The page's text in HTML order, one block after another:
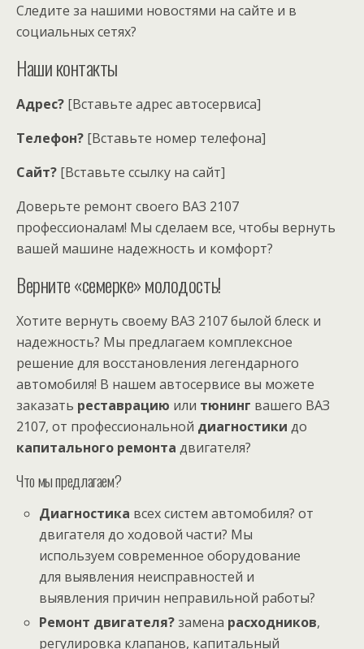
Следите за нашими новостями на сайте и в
социальных сетях?
Наши контакты
Адрес? [Вставьте адрес автосервиса]
Телефон? [Вставьте номер телефона]
Сайт? [Вставьте ссылку на сайт]
Доверьте ремонт своего ВАЗ 2107
профессионалам! Мы сделаем все, чтобы вернуть
вашей машине надежность и комфорт?
Верните «семерке» молодость!
Хотите вернуть своему ВАЗ 2107 былой блеск и
надежность? Мы предлагаем комплексное
решение для восстановления легендарного
автомобиля! В нашем автосервисе вы можете
заказать реставрацию или тюнинг вашего ВАЗ
2107, от профессиональной диагностики до
капитального ремонта двигателя?
Что мы предлагаем?
Диагностика всех систем автомобиля? от
двигателя до ходовой части? Мы
используем современное оборудование
для выявления неисправностей и
выявления причин неправильной работы?
Ремонт двигателя?замена расходников,
регулировка клапанов, капитальный